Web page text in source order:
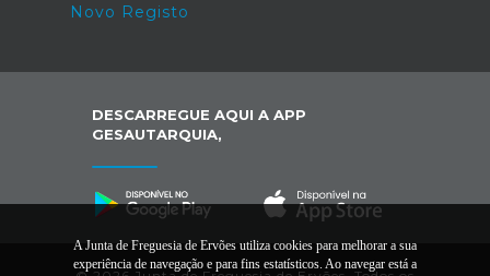
Novo Registo
DESCARREGUE AQUI A APP
GESAUTARQUIA,
A Junta de Freguesia de Ervões utiliza cookies para melhorar a sua
experiência de navegação e para fins estatísticos. Ao navegar está a